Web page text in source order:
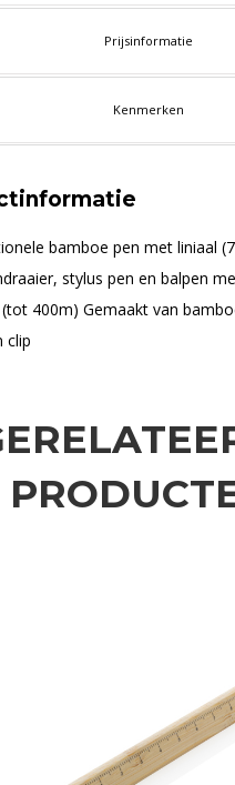
Prijsinformatie
Kenmerken
bamboe pen met liniaal
stylus pen en balpen
400m) Gemaakt van
clip